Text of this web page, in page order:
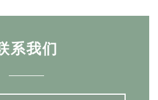
系我们